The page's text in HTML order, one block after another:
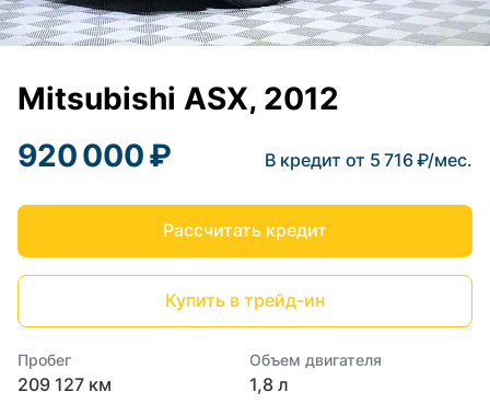
Mitsubishi ASX, 2012
920 000 ₽
В кредит от 5 716 ₽/мес.
Рассчитать кредит
Купить в трейд-ин
Пробег
209 127 км
Объем двигателя
1,8 л